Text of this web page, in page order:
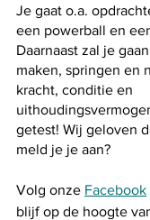
Je gaat o.a.
een powerball en
Daarnaast zal je
maken, springen en
kracht, conditie en
getest! Wij geloven
meld je je aan?
Volg onze Facebook
blijf op de hoogte